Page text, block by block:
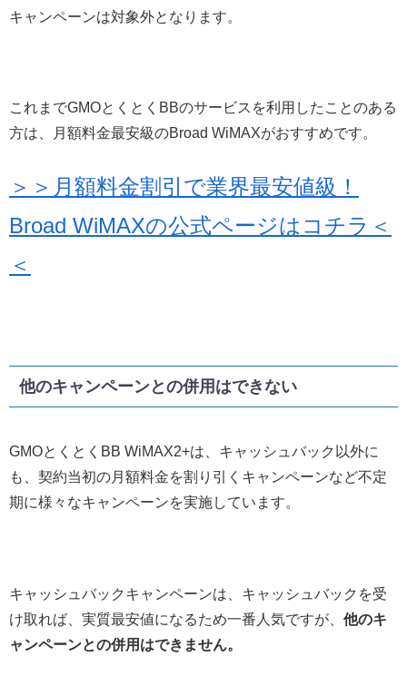
キャンペーンは対象外となります。
これまでGMOとくとくBBのサービスを利用したことのある
方は、月額料金最安級のBroad WiMAXがおすすめです。
＞＞月額料金割引で業界最安値級！
Broad WiMAXの公式ページはコチラ＜
＜
他のキャンペーンとの併用はできない
GMOとくとくBB WiMAX2+は、キャッシュバック以外に
も、契約当初の月額料金を割り引くキャンペーンなど不定
期に様々なキャンペーンを実施しています。
キャッシュバックキャンペーンは、キャッシュバックを受
け取れば、実質最安値になるため一番人気ですが、 他のキ
ャンペーンとの併用はできません。